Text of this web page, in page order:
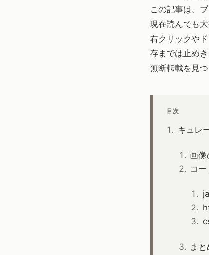
この記事は、
現在読んでも
右クリックや
存までは止めき
無断転載を見つ
目次
キュレ
画像
コ
まと